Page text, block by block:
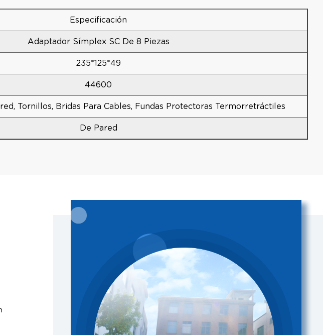
Especificación
Adaptador Símplex SC De 8 Piezas
235*125*49
44600
Tornillos, Bridas Para Cables, Fundas Protectoras Termorretráctiles
De Pared